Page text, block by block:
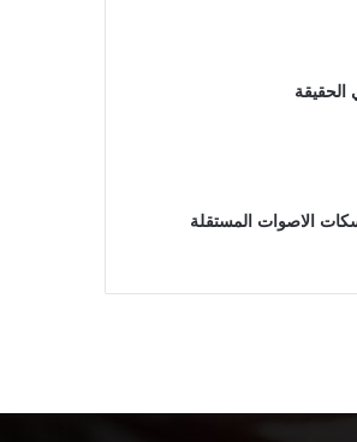
الحقيقة
الاصوات المستقلة